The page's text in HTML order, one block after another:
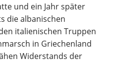
und ein Jahr später
die albanischen
italienischen Truppen
in Griechenland
Widerstands der